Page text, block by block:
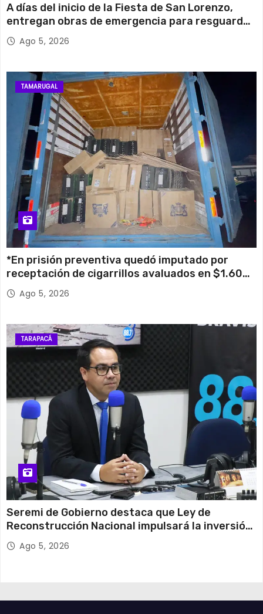
A días del inicio de la Fiesta de San Lorenzo,
entregan obras de emergencia para resguardar
su histórico campanario
Ago 5, 2026
TAMARUGAL
*En prisión preventiva quedó imputado por
receptación de cigarrillos avaluados en $1.600
millones*
Ago 5, 2026
TARAPACÁ
Seremi de Gobierno destaca que Ley de
Reconstrucción Nacional impulsará la inversión
y el empleo en Tarapacá
Ago 5, 2026